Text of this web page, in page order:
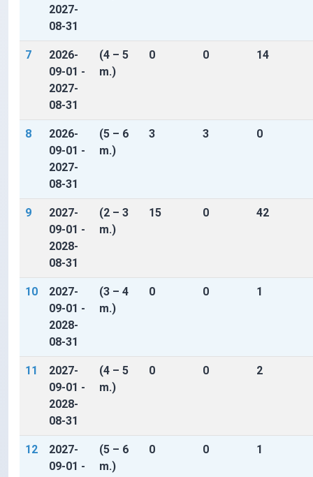
2027-
08-31
7
2026-
09-01 -
2027-
08-31
(4 – 5
m.)
0 0 14
8
2026-
09-01 -
2027-
08-31
(5 – 6
m.)
3 3 0
9
2027-
09-01 -
2028-
08-31
(2 – 3
m.)
15 0 42
10
2027-
09-01 -
2028-
08-31
(3 – 4
m.)
0 0 1
11
2027-
09-01 -
2028-
08-31
(4 – 5
m.)
0 0 2
12
2027-
09-01 -
(5 – 6
m.)
0 0 1